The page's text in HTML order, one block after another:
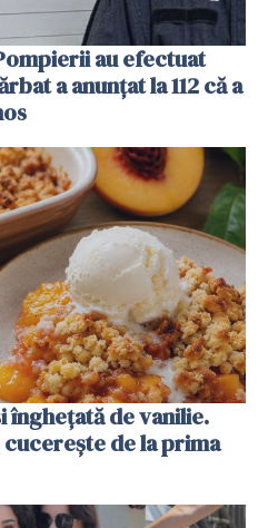
au efectuat
a anunțat la 112 că a
înghețată de vanilie.
de la prima